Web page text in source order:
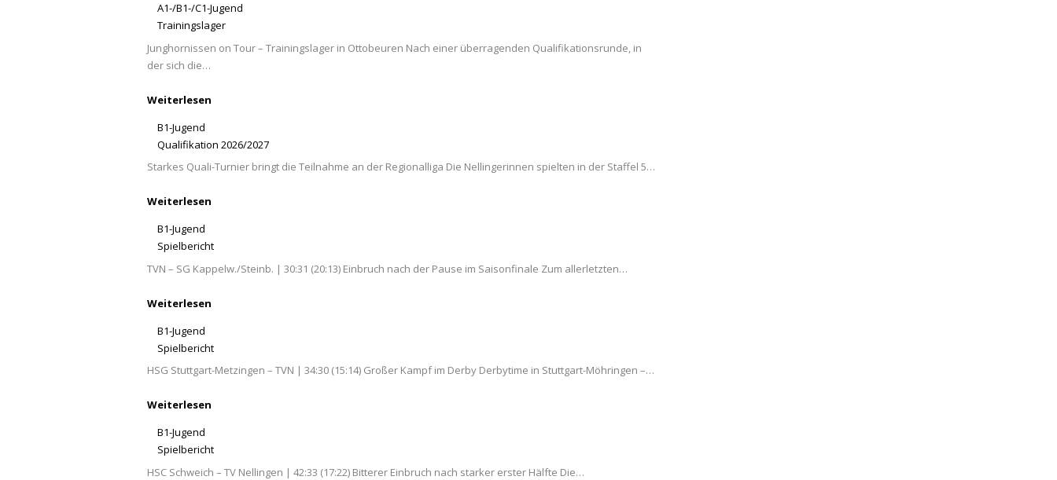
A1-/B1-/C1-Jugend
Trainingslager
Junghornissen on Tour – Trainingslager in Ottobeuren Nach einer überragenden Qualifikationsrunde, in
der sich die…
Weiterlesen
B1-Jugend
Qualifikation 2026/2027
Starkes Quali-Turnier bringt die Teilnahme an der Regionalliga Die Nellingerinnen spielten in der Staffel 5…
Weiterlesen
B1-Jugend
Spielbericht
TVN – SG Kappelw./Steinb. | 30:31 (20:13) Einbruch nach der Pause im Saisonfinale Zum allerletzten…
Weiterlesen
B1-Jugend
Spielbericht
HSG Stuttgart-Metzingen – TVN | 34:30 (15:14) Großer Kampf im Derby Derbytime in Stuttgart-Möhringen –…
Weiterlesen
B1-Jugend
Spielbericht
HSC Schweich – TV Nellingen | 42:33 (17:22) Bitterer Einbruch nach starker erster Hälfte Die…